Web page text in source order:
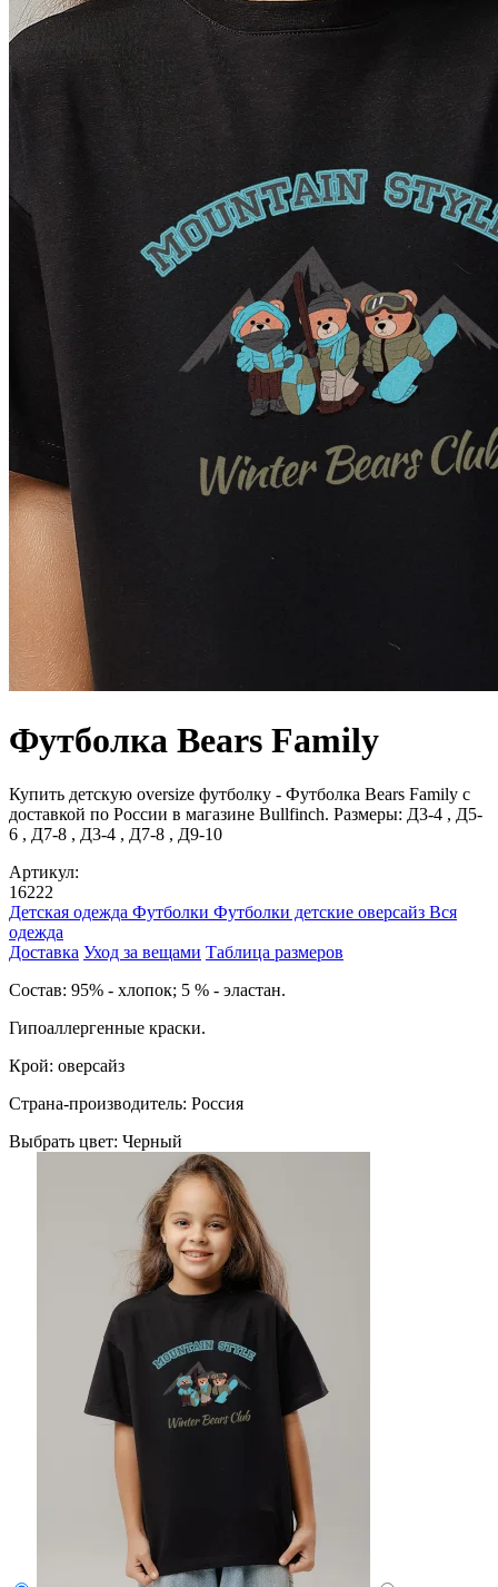
Футболка Bears Family
Купить детскую oversize футболку - Футболка Bears Family с
доставкой по России в магазине Bullfinch. Размеры: Д3-4 , Д5-
6 , Д7-8 , Д3-4 , Д7-8 , Д9-10
Артикул:
16222
Детская одежда Футболки Футболки детские оверсайз Вся
одежда
Доставка Уход за вещами Таблица размеров
Cостав: 95% - хлопок; 5 % - эластан.
Гипоаллергенные краски.
Крой: оверсайз
Страна-производитель: Россия
Выбрать цвет: Черный